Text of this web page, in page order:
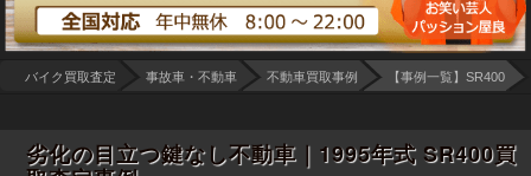
バイク買取査定 事故車・不動車 不動車買取事例 【事例一覧】SR400
劣化の目立つ鍵なし不動車｜1995年式 SR400買